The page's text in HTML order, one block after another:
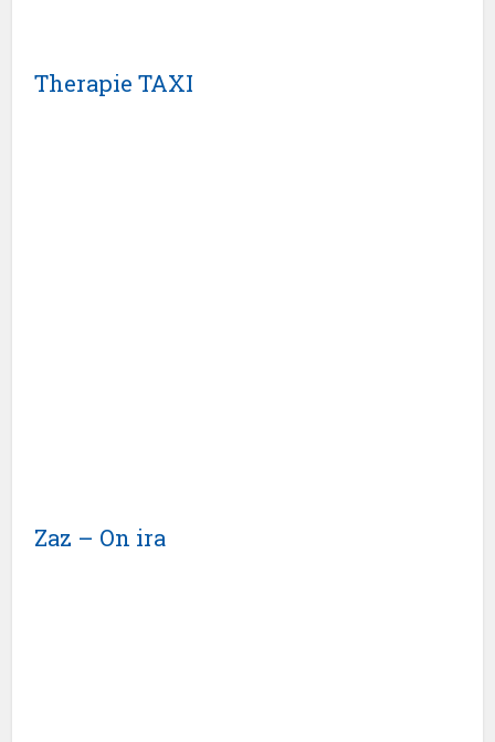
Therapie TAXI
Zaz – On ira